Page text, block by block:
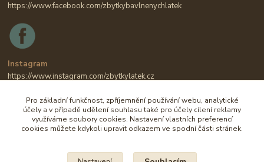
https://www.facebook.com/zbytkybavlnenychlatek
Instagram
https://www.instagram.com/zbytkylatek.cz
Pro základní funkčnost, zpříjemnění používání webu, analytické
účely a v případě udělení souhlasu také pro účely cílení reklamy
využíváme soubory cookies. Nastavení vlastních preferencí
cookies můžete kdykoli upravit odkazem ve spodní části stránek.